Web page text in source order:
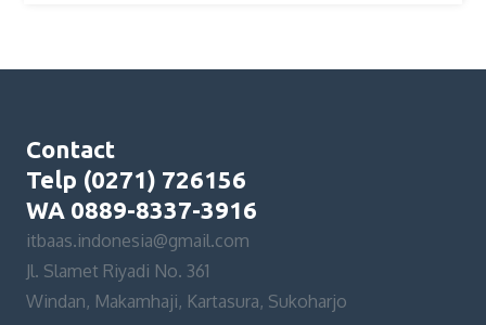
Contact
Telp (0271) 726156
WA 0889-8337-3916
itbaas.indonesia@gmail.com
Jl. Slamet Riyadi No. 361
Windan, Makamhaji, Kartasura, Sukoharjo